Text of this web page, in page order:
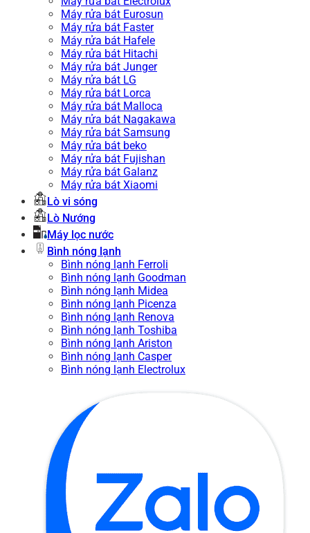
Máy rửa bát Eurosun
Máy rửa bát Faster
Máy rửa bát Hafele
Máy rửa bát Hitachi
Máy rửa bát Junger
Máy rửa bát LG
Máy rửa bát Lorca
Máy rửa bát Malloca
Máy rửa bát Nagakawa
Máy rửa bát Samsung
Máy rửa bát beko
Máy rửa bát Fujishan
Máy rửa bát Galanz
Máy rửa bát Xiaomi
Lò vi sóng
Lò Nướng
Máy lọc nước
Bình nóng lạnh
Bình nóng lạnh Ferroli
Bình nóng lạnh Goodman
Bình nóng lạnh Midea
Bình nóng lạnh Picenza
Bình nóng lạnh Renova
Bình nóng lạnh Toshiba
Bình nóng lạnh Ariston
Bình nóng lạnh Casper
Bình nóng lạnh Electrolux